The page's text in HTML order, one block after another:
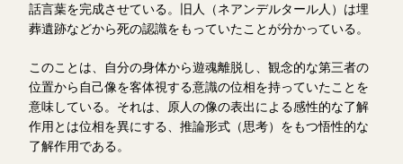
話言葉を完成させている。旧人（ネアンデルタール人）は埋
葬遺跡などから死の認識をもっていたことが分かっている。
このことは、自分の身体から遊魂離脱し、観念的な第三者の
位置から自己像を客体視する意識の位相を持っていたことを
意味している。それは、原人の像の表出による感性的な了解
作用とは位相を異にする、推論形式（思考）をもつ悟性的な
了解作用である。